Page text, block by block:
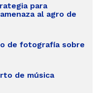
para
al agro de
de fotografía sobre
de música